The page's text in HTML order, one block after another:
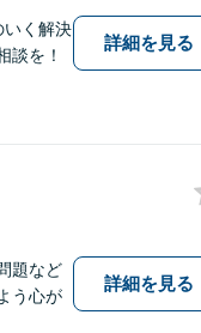
いく解決
談を！
詳細を見る
題など
う心が
詳細を見る